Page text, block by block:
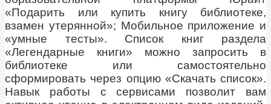
«Подарить или купить книгу библиотеке,
взамен утерянной»; Мобильное приложение и
«умные тесты». Список книг раздела
«Легендарные книги» можно запросить в
библиотеке или самостоятельно
сформировать через опцию «Скачать список».
Навык работы с сервисами позволит вам